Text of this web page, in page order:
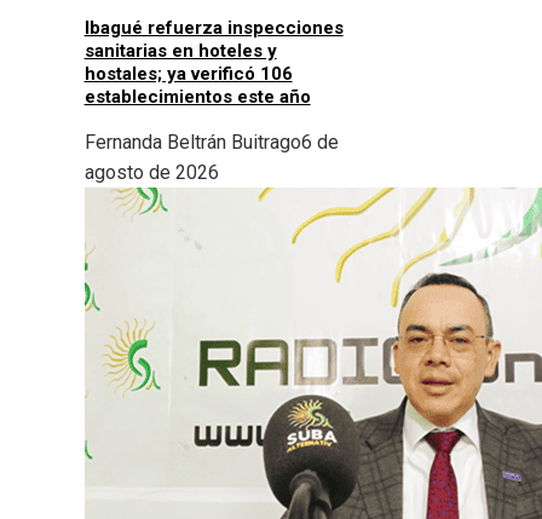
Ibagué refuerza inspecciones
sanitarias en hoteles y
hostales; ya verificó 106
establecimientos este año
Fernanda Beltrán Buitrago6 de
agosto de 2026